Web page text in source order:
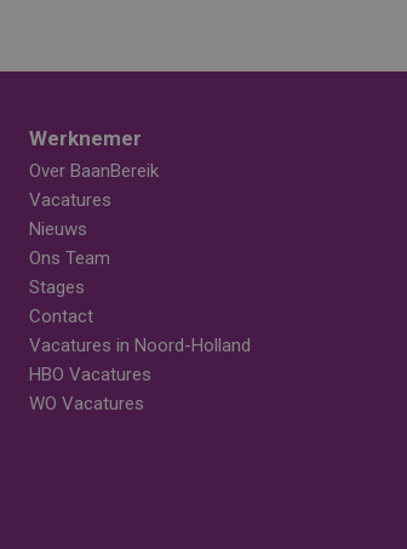
Werknemer
Over BaanBereik
Vacatures
Nieuws
Ons Team
Stages
Contact
Vacatures in Noord-Holland
HBO Vacatures
WO Vacatures